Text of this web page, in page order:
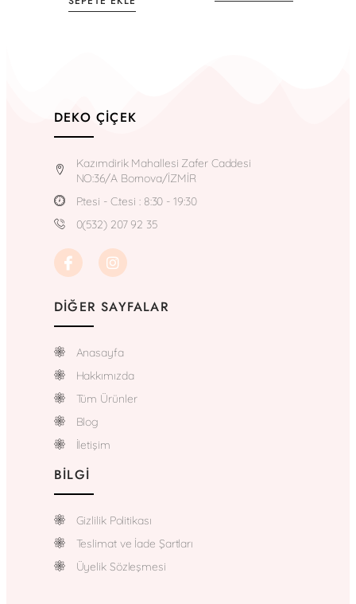
DEKO ÇIÇEK
Kazımdirik Mahallesi Zafer Caddesi
NO:36/A Bornova/İZMİR
P.tesi - C.tesi : 8:30 - 19:30
0(532) 207 92 35
DIĞER SAYFALAR
Anasayfa
Hakkımızda
Tüm Ürünler
Blog
İletişim
BILGI
Gizlilik Politikası
Teslimat ve İade Şartları
Üyelik Sözleşmesi